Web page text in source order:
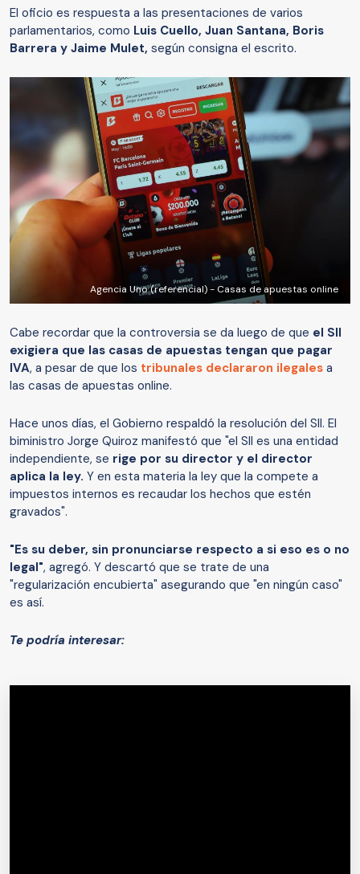
El oficio es respuesta a las presentaciones de varios
parlamentarios, como Luis Cuello, Juan Santana, Boris
Barrera y Jaime Mulet, según consigna el escrito.
Agencia Uno (referencial) - Casas de apuestas online
Cabe recordar que la controversia se da luego de que el SII
exigiera que las casas de apuestas tengan que pagar
IVA, a pesar de que los tribunales declararon ilegales a
las casas de apuestas online.
Hace unos días, el Gobierno respaldó la resolución del SII. El
biministro Jorge Quiroz manifestó que "el SII es una entidad
independiente, se rige por su director y el director
aplica la ley. Y en esta materia la ley que la compete a
impuestos internos es recaudar los hechos que estén
gravados".
"Es su deber, sin pronunciarse respecto a si eso es o no
legal", agregó. Y descartó que se trate de una
"regularización encubierta" asegurando que "en ningún caso"
es así.
Te podría interesar: